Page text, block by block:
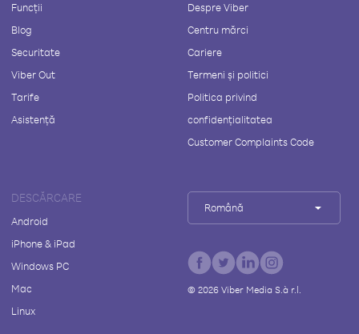
Funcții
Blog
Securitate
Viber Out
Tarife
Asistență
Despre Viber
Centru mărci
Cariere
Termeni și politici
Politica privind
confidențialitatea
Customer Complaints Code
DESCĂRCARE
Android
iPhone & iPad
Windows PC
Mac
Linux
Română
© 2026Viber Media S.à r.l.